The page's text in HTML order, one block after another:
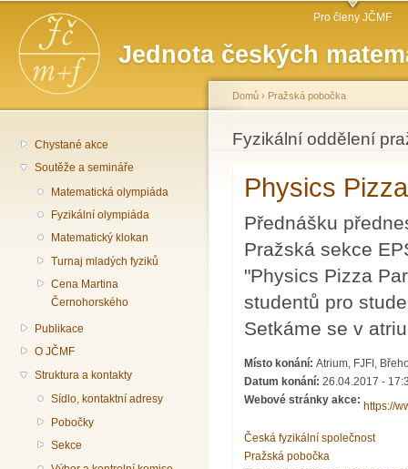
Jednota českých
Hlavní menu Pro členy JČMF
Chystané akce
Soutěže a semináře
Matematická olympiáda
Fyzikální olympiáda
Matematický klokan
Turnaj mladých fyziků
Cena Martina
Černohorského
Publikace
O JČMF
Struktura a kontakty
Sídlo, kontaktní adresy
Pobočky
Sekce
Jste zde
Domů › Pražská pobočka
Fyzikální oddělení
Physics
Přednášku
Pražská sekce
"Physics Pizza
studentů pro
Setkáme se v
Místo konání:Atrium, FJFI,
Datum konání:26.04.2017 -
Webové stránky akce:
https://
Česká fyzikální společnost
Pražská pobočka